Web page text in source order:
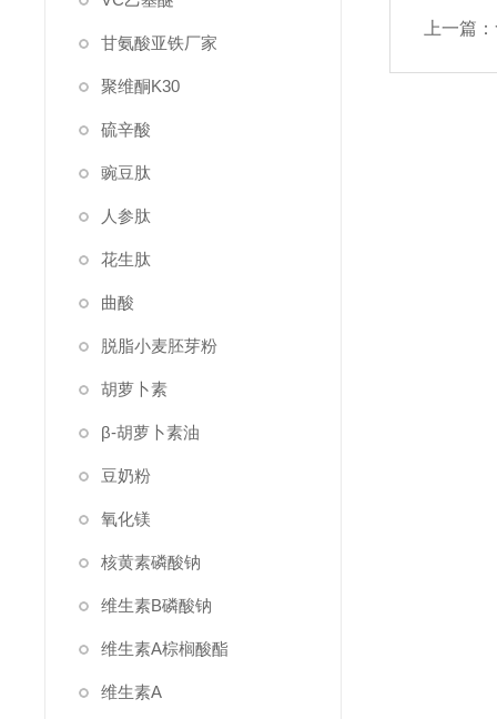
甘氨酸亚铁厂家
聚维酮K30
硫辛酸
豌豆肽
人参肽
花生肽
曲酸
脱脂小麦胚芽粉
胡萝卜素
β-胡萝卜素油
豆奶粉
氧化镁
核黄素磷酸钠
维生素B磷酸钠
维生素A棕榈酸酯
维生素A
上一篇：